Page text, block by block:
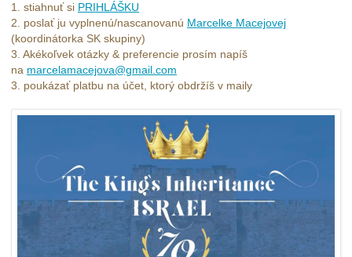
1. stiahnuť si PRIHLÁŠKU
2. poslať ju vyplnenú/nascanovanú Marcelke Macejovej
(koordinátorka SK skupiny)
3. Akékoľvek otázky & preferencie prosím napíš
na marcelamacejova@gmail.com
3. poukázať platbu na účet, ktorý obdržíš v maily